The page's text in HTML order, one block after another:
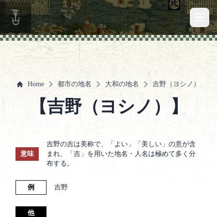
Home 都市の地名 大和の地名 吉野（ヨシノ）
【吉野（ヨシノ）】
意味
吉野の吉は美称で、「よい」「美しい」の意が含
まれ、「吉」を用いた地名・人名は極めて多く分
布する。
例 吉野
他